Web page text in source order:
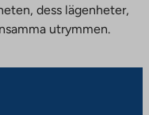
dess lägenheter,
utrymmen.